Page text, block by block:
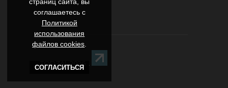
TODZAL 2026
соглашаетесь с
Политикой
использования
файлов cookies
СОГЛАСИТЬСЯ